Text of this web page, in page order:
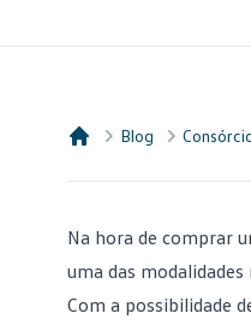
Blog
Na hora de comprar
uma das
Com a possibilidade